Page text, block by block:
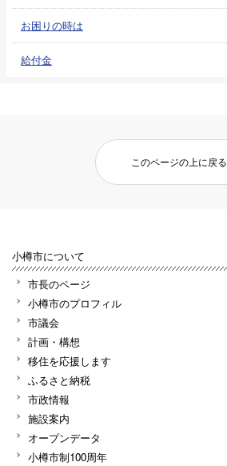
お困りの時は
給付金
このページの上に戻る
小樽市について
市長のページ
小樽市のプロフィル
市議会
計画・構想
移住を応援します
ふるさと納税
市政情報
施設案内
オープンデータ
小樽市制100周年